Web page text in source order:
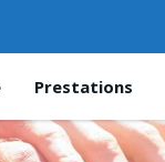
Prestations